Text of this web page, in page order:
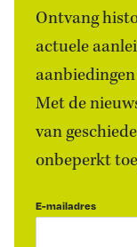
Ontvang
actuele
Met de
van
onbeperkt
E-mailadres